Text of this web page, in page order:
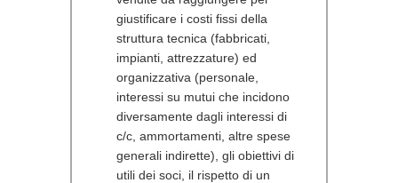
giustificare i costi fissi della
struttura tecnica (fabbricati,
impianti, attrezzature) ed
organizzativa (personale,
interessi su mutui che incidono
diversamente dagli interessi di
c/c, ammortamenti, altre spese
generali indirette), gli obiettivi di
utili dei soci, il rispetto di un